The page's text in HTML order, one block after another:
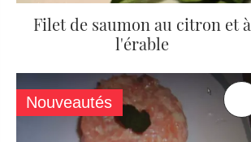
Filet de saumon au citron et à
l'érable
Nouveautés